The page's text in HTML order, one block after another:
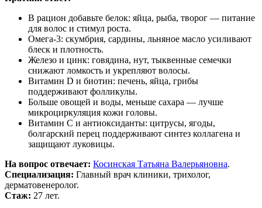
В рацион добавьте белок: яйца, рыба, творог — питание
для волос и стимул роста.
Омега‑3: скумбрия, сардины, льняное масло усиливают
блеск и плотность.
Железо и цинк: говядина, нут, тыквенные семечки
снижают ломкость и укрепляют волосы.
Витамин D и биотин: печень, яйца, грибы
поддерживают фолликулы.
Больше овощей и воды, меньше сахара — лучше
микроциркуляция кожи головы.
Витамин C и антиоксиданты: цитрусы, ягоды,
болгарский перец поддерживают синтез коллагена и
защищают луковицы.
На вопрос отвечает: Косинская Татьяна Валерьяновна.
Специализация: Главный врач клиники, трихолог,
дерматовенеролог.
Стаж: 27 лет.